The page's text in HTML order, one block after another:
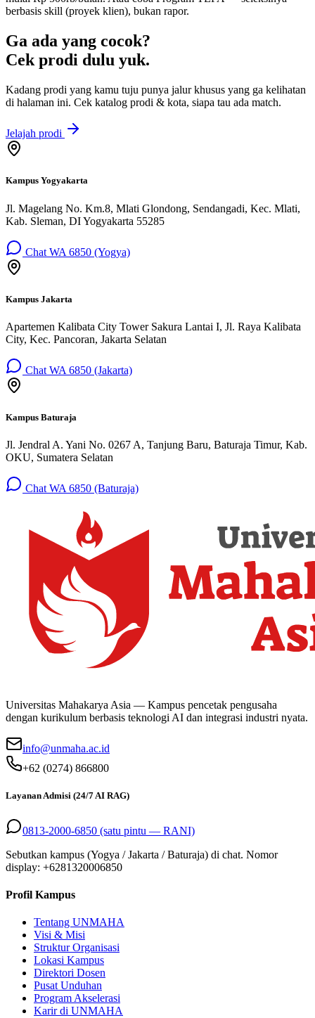
berbasis skill (proyek klien), bukan rapor.
Ga ada yang cocok?
Cek prodi dulu yuk.
Kadang prodi yang kamu tuju punya jalur khusus yang ga kelihatan
di halaman ini. Cek katalog prodi & kota, siapa tau ada match.
Jelajah prodi
Kampus Yogyakarta
Jl. Magelang No. Km.8, Mlati Glondong, Sendangadi, Kec. Mlati,
Kab. Sleman, DI Yogyakarta 55285
Chat WA 6850 (Yogya)
Kampus Jakarta
Apartemen Kalibata City Tower Sakura Lantai I, Jl. Raya Kalibata
City, Kec. Pancoran, Jakarta Selatan
Chat WA 6850 (Jakarta)
Kampus Baturaja
Jl. Jendral A. Yani No. 0267 A, Tanjung Baru, Baturaja Timur, Kab.
OKU, Sumatera Selatan
Chat WA 6850 (Baturaja)
Universitas Mahakarya Asia — Kampus pencetak pengusaha
dengan kurikulum berbasis teknologi AI dan integrasi industri nyata.
info@unmaha.ac.id
+62 (0274) 866800
Layanan Admisi (24/7 AI RAG)
0813-2000-6850 (satu pintu — RANI)
Sebutkan kampus (Yogya / Jakarta / Baturaja) di chat. Nomor
display: +6281320006850
Profil Kampus
Tentang UNMAHA
Visi & Misi
Struktur Organisasi
Lokasi Kampus
Direktori Dosen
Pusat Unduhan
Program Akselerasi
Karir di UNMAHA